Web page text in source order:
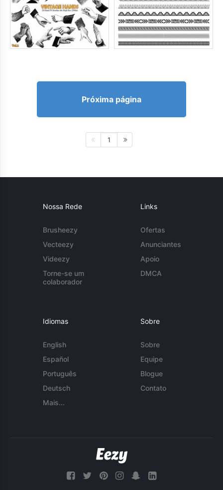
Próxima página
1
Nossa Rede
Brusheezy
Vecteezy
Videezy
Torne-se um
colaborador
Links
Ofertas
Anunciantes
Apoio
DMCA
Idiomas
English
Español
Português
Deutsch
Mais...
Sobre
Sobre
Equipe
Blogue
Contato